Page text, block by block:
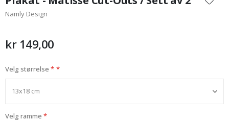
begynnelsen
av
Namly Design
kr 149,00
Velg størrelse
Velg ramme